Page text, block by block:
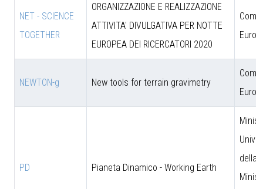
NET - SCIENCE
TOGETHER
ORGANIZZAZIONE E REALIZZAZIONE
ATTIVITA' DIVULGATIVA PER NOTTE
EUROPEA DEI RICERCATORI 2020
NEWTON-g New tools for terrain gravimetry
PD Pianeta Dinamico - Working Earth
della